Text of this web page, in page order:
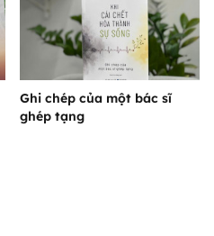
Ghi chép của một bác sĩ
ghép tạng